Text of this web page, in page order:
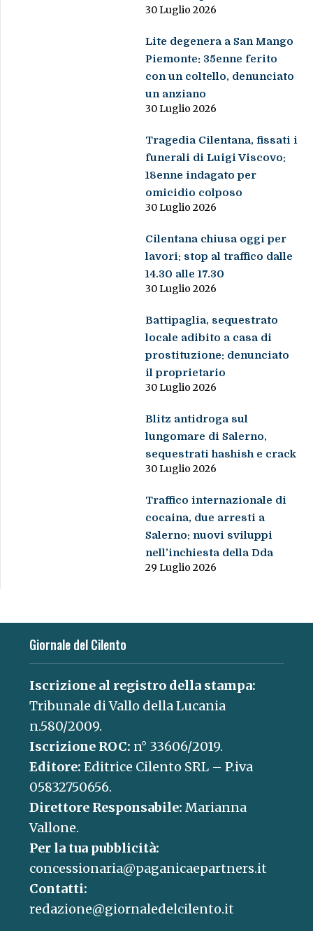
30 Luglio 2026
Lite degenera a San Mango
Piemonte: 35enne ferito
con un coltello, denunciato
un anziano
30 Luglio 2026
Tragedia Cilentana, fissati i
funerali di Luigi Viscovo:
18enne indagato per
omicidio colposo
30 Luglio 2026
Cilentana chiusa oggi per
lavori: stop al traffico dalle
14.30 alle 17.30
30 Luglio 2026
Battipaglia, sequestrato
locale adibito a casa di
prostituzione: denunciato
il proprietario
30 Luglio 2026
Blitz antidroga sul
lungomare di Salerno,
sequestrati hashish e crack
30 Luglio 2026
Traffico internazionale di
cocaina, due arresti a
Salerno: nuovi sviluppi
nell’inchiesta della Dda
29 Luglio 2026
Giornale del Cilento
Iscrizione al registro della stampa:
Tribunale di Vallo della Lucania
n.580/2009.
Iscrizione ROC: n° 33606/2019.
Editore: Editrice Cilento SRL – P.iva
05832750656.
Direttore Responsabile: Marianna
Vallone.
Per la tua pubblicità:
concessionaria@paganicaepartners.it
Contatti:
redazione@giornaledelcilento.it